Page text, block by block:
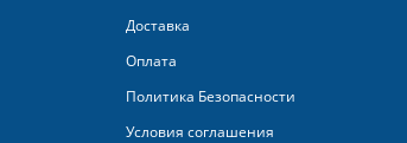
Доставка
Оплата
Политика Безопасности
Условия соглашения